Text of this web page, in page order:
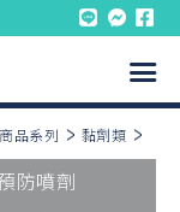
商品系列 黏劑類
防噴劑